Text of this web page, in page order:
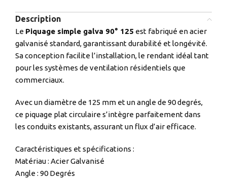
Description
Le Piquage simple galva 90° 125 est fabriqué en acier
galvanisé standard, garantissant durabilité et longévité.
Sa conception facilite l’installation, le rendant idéal tant
pour les systèmes de ventilation résidentiels que
commerciaux.
Avec un diamètre de 125 mm et un angle de 90 degrés,
ce piquage plat circulaire s’intègre parfaitement dans
les conduits existants, assurant un flux d’air efficace.
Caractéristiques et spécifications :
Matériau : Acier Galvanisé
Angle : 90 Degrés